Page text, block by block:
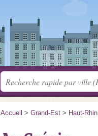
Accueil > Grand-Est > Haut-Rhin